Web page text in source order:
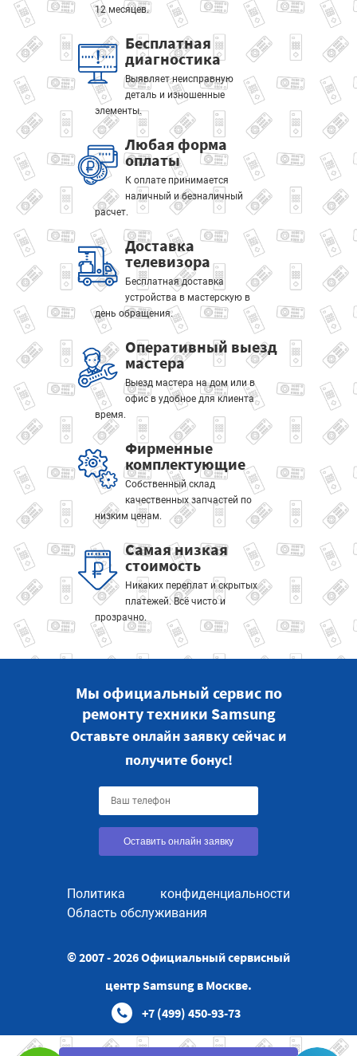
12 месяцев.
Бесплатная
диагностика
Выявляет неисправную
деталь и изношенные
элементы.
Любая форма
оплаты
К оплате принимается
наличный и безналичный
расчет.
Доставка
телевизора
Бесплатная доставка
устройства в мастерскую в
день обращения.
Оперативный выезд
мастера
Выезд мастера на дом или в
офис в удобное для клиента
время.
Фирменные
комплектующие
Собственный склад
качественных запчастей по
низким ценам.
Самая низкая
стоимость
Никаких переплат и скрытых
платежей. Всё чисто и
прозрачно.
Мы официальный сервис по
ремонту техники Samsung
Оставьте онлайн заявку сейчас и
получите бонус!
Оставить онлайн заявку
Политика конфиденциальности
Область обслуживания
© 2007 - 2026 Официальный сервисный
центр Samsung в Москве.
+7 (499) 450-93-73